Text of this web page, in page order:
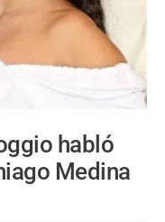
habló
Medina